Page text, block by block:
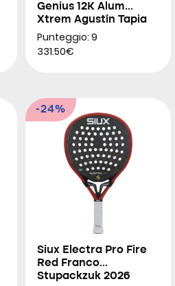
Genius 12K Alum
Xtrem Agustín Tapia
2026
Punteggio: 9
331.50€
-24%
Siux Electra Pro Fire
Red Franco
Stupackzuk 2026